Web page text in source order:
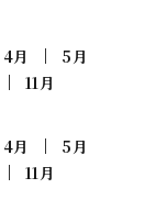
4月
5月
11月
4月
5月
11月